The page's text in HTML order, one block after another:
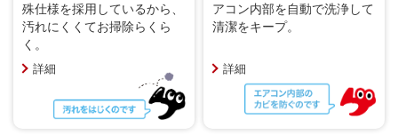
殊仕様を採用しているから、
汚れにくくてお掃除らくら
く。
詳細
アコン内部を自動で洗浄して
清潔をキープ。
詳細